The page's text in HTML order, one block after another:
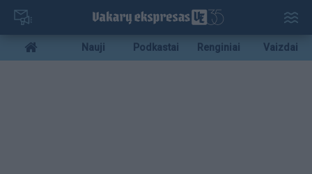
Pereiti
pagrindinį
turinį
Mobile
menu
Nauji Podkastai Renginiai Vaizdai